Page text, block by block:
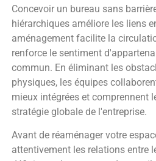
Concevoir un bureau sans
hiérarchiques améliore les liens
aménagement facilite la
renforce le sentiment
commun. En éliminant les
physiques, les équipes
mieux intégrées et comprennent
stratégie globale de l'entreprise.
Avant de réaménager votre
attentivement les relations entre